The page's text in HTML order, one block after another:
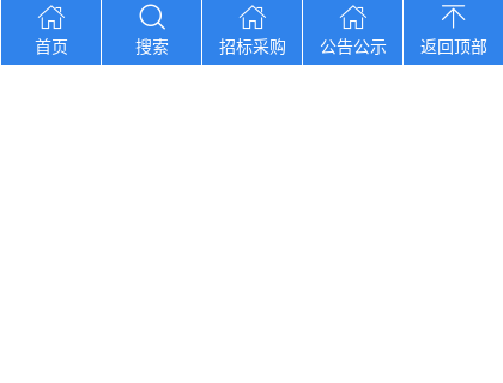
湖南口味王集团2026年中秋节福利物资大
辽宁省大洼区学校食堂食材全品采购配送服务
首页 搜索 招标采购 公告公示 返回顶部